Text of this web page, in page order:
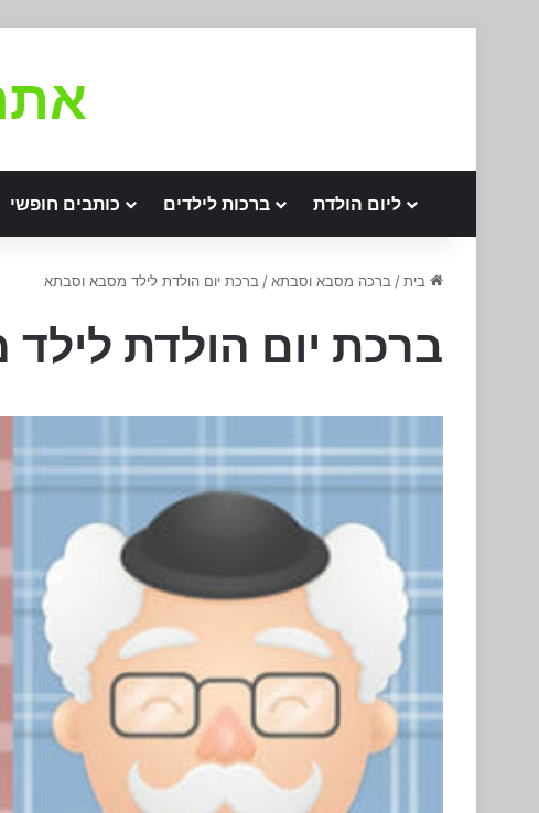
ליום הולדת ברכות לילדים כותבים חופשי
בית/ ברכה מסבא וסבתא/ ברכת יום הולדת לילד מסבא וסבתא
ברכת יום הולדת